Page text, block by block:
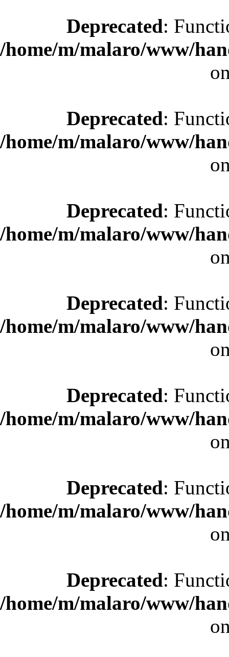
Deprecated:
/home/m/malaro/www/
Deprecated:
/home/m/malaro/www/
Deprecated:
/home/m/malaro/www/
Deprecated:
/home/m/malaro/www/
Deprecated:
/home/m/malaro/www/
Deprecated:
/home/m/malaro/www/
Deprecated:
/home/m/malaro/www/